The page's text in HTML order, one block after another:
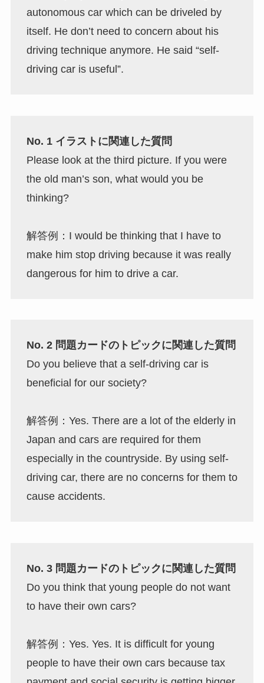
autonomous car which can be driveled by
itself. He don’t need to concern about his
driving technique anymore. He said “self-
driving car is useful”.
No. 1 イラストに関連した質問
Please look at the third picture. If you were
the old man’s son, what would you be
thinking?
解答例：I would be thinking that I have to
make him stop driving because it was really
dangerous for him to drive a car.
No. 2 問題カードのトピックに関連した質問
Do you believe that a self-driving car is
beneficial for our society?
解答例：Yes. There are a lot of the elderly in
Japan and cars are required for them
especially in the countryside. By using self-
driving car, there are no concerns for them to
cause accidents.
No. 3 問題カードのトピックに関連した質問
Do you think that young people do not want
to have their own cars?
解答例：Yes. Yes. It is difficult for young
people to have their own cars because tax